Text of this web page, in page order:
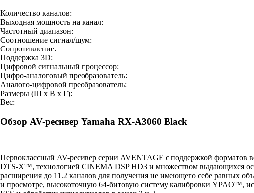
Количество каналов:
Выходная мощность на канал:
Частотный диапазон:
Соотношение сигнал/шум:
Сопротивление:
Поддержка 3D:
Цифровой сигнальный процессор:
Цифро-аналоговый преобразователь:
Аналого-цифровой преобразователь:
Размеры (Ш x В x Г):
Вес:
Обзор AV-ресивер Yamaha RX-A3060 Black
Первоклассный AV-ресивер серии AVENTAGE с поддержкой форматов
DTS-X™, технологией CINEMA DSP HD3 и множеством выдающихся
расширения до 11.2 каналов для получения не имеющего себе равных
и просмотре, высокоточную 64-битовую систему калибровки YPAO™,